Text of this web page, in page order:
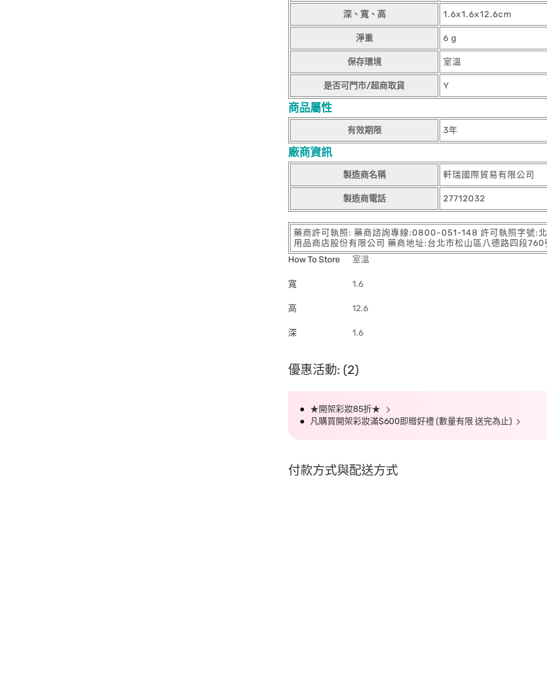
深、寬、高 1.6x1.6x12.6cm
淨重 6 g
保存環境 室溫
是否可門市/超商取貨 Y
商品屬性
有效期限 3年
廠商資訊
製造商名稱 軒瑞國際貿易有限公司
製造商電話 27712032
藥商許可執照: 藥商諮詢專線:0800-051-148 許可執照字號:
用品商店股份有限公司 藥商地址:台北市松山區八德路四段
How To Store
室溫
寬 1.6
高 12.6
深 1.6
優惠活動: (2)
★開架彩妝85折★
凡購買開架彩妝滿$600即贈好禮 (數量有限 送完為止)
付款方式與配送方式